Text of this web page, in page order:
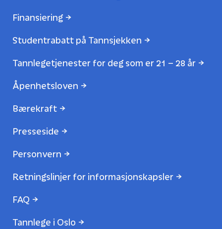
Finansiering
Studentrabatt på Tannsjekken
Tannlegetjenester for deg som er 21 – 28 år
Åpenhetsloven
Bærekraft
Presseside
Personvern
Retningslinjer for informasjonskapsler
FAQ
Tannlege i Oslo